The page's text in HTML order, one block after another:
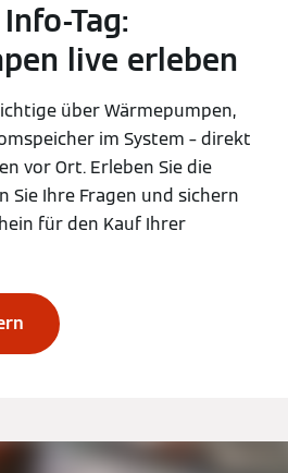
Tag:
live erleben
über Wärmepumpen,
im System – direkt
vor Ort. Erleben Sie die
Sie Ihre Fragen und sichern
für den Kauf Ihrer